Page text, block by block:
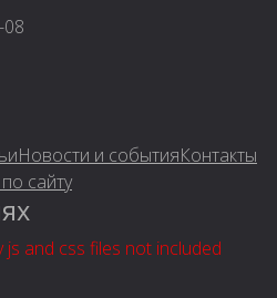
Новости и событияКонтакты
сайту
js and css files not included